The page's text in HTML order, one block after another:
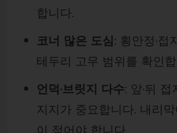
합니다.
코너 많은 도심: 횡안정·접
테두리 고무 범위를 확인
언덕·브릿지 다수: 앞·뒤
지지가 중요합니다. 내리
이 적어야 합니다.